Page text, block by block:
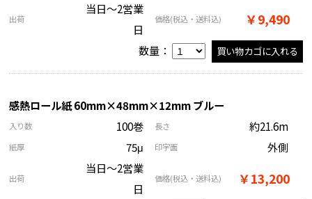
出荷
当日～2営業
日
価格(税込・送料込) ￥9,490
数量：
感熱ロール紙 60mm×48mm×12mm ブルー
入り数 100巻 長さ 約21.6m
紙厚 75μ 印字面 外側
出荷
当日～2営業
日
価格(税込・送料込) ￥13,200